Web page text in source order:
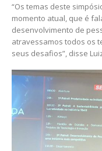
“Os temas deste
momento atual, que é
desenvolvimento de
atravessamos todos os
seus desafios”, disse